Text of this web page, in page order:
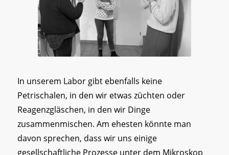
In unserem Labor gibt ebenfalls keine
Petrischalen, in den wir etwas züchten oder
Reagenzgläschen, in den wir Dinge
zusammenmischen. Am ehesten könnte man
davon sprechen, dass wir uns einige
gesellschaftliche Prozesse unter dem Mikroskop